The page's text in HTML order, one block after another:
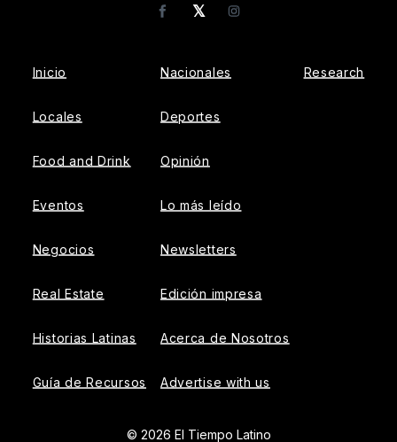
𝕏
FacebookInstagram
Inicio
Locales
Food and Drink
Eventos
Negocios
Real Estate
Historias Latinas
Guía de Recursos
Nacionales
Deportes
Opinión
Lo más leído
Newsletters
Edición impresa
Acerca de Nosotros
Advertise with us
Research
© 2026 El Tiempo Latino